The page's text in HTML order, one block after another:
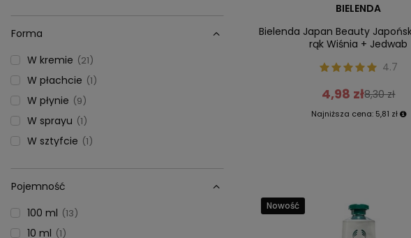
Forma
W kremie
21
W płachcie 1
W płynie 9
W sprayu 1
W sztyfcie 1
Pojemność
100 ml
13
10 ml 1
BIELENDA
Bielenda Japan Beauty
rąk Wiśnia + Jedwab
4.7
4,98 zł8,30 zł
Najniższa cena: 5,81 zł
Nowość